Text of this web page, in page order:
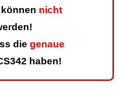
nicht
die genaue
haben!